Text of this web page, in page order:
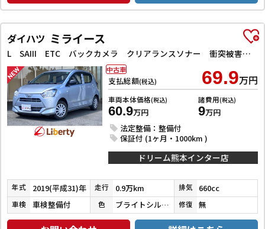
ダイハツ ミライース
L SAIII ETC バックカメラ クリアランスソナー 衝突被害軽減システム オートマチックハイビーム キーレスエントリー アイドリングストップ CVT ESC エアコン パワーウィンドウ
支払総額(税込) 69.9万円
車両本体価格(税込)
60.9万円
諸費用(税込)
9万円
法定整備：整備付
保証付 (1ヶ月・1000km )
中古車
ドリーム熊本インター店
年式 2019(平成31)年 走行 0.9万km 排気 660cc
車検 車検整備付 色 ブライトシルバーメタリック 修復 無